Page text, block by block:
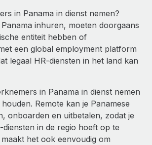
in Panama in dienst nemen?
inhuren, moeten doorgaans
entiteit hebben of
een global employment platform
legaal HR-diensten in het land kan
in Panama in dienst nemen
Remote kan je Panamese
onboarden en uitbetalen, zodat je
diensten in de regio hoeft op te
het ook eenvoudig om